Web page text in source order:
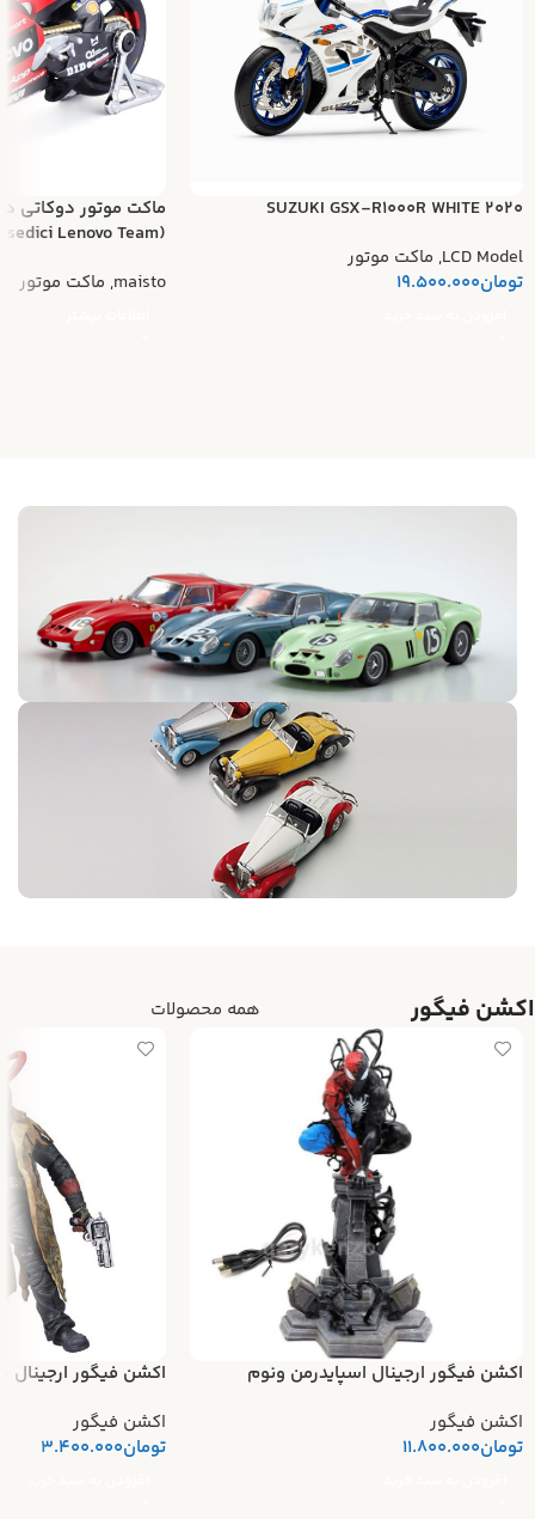
SUZUKI GSX-R1000R WHITE 2020
LCD Model
, ماکت موتور
تومان19.500.000
ماکت موتور دوکاتی
(Ducati Desmosedici Lenovo Team)
maisto
, ماکت موتور
اکشن فیگور همه محصولات
اکشن فیگور ارجینال اسپایدرمن ونوم
اکشن فیگور
تومان11.800.000
اکشن فیگور
اکشن فیگور
تومان3.400.000